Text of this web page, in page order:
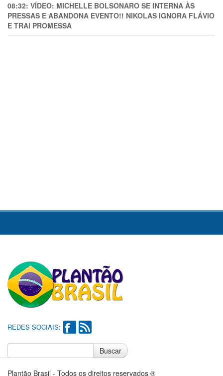
08:32: VÍDEO: MICHELLE BOLSONARO SE INTERNA ÀS
PRESSAS E ABANDONA EVENTO!! NIKOLAS IGNORA FLÁVIO
E TRAl PROMESSA
REDES SOCIAIS:
Buscar
Plantão Brasil - Todos os direitos reservados ®